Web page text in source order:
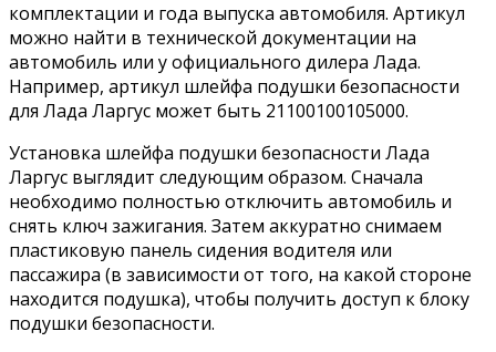
комплектации и года выпуска автомобиля. Артикул
можно найти в технической документации на
автомобиль или у официального дилера Лада.
Например, артикул шлейфа подушки безопасности
для Лада Ларгус может быть 21100100105000.
Установка шлейфа подушки безопасности Лада
Ларгус выглядит следующим образом. Сначала
необходимо полностью отключить автомобиль и
снять ключ зажигания. Затем аккуратно снимаем
пластиковую панель сидения водителя или
пассажира (в зависимости от того, на какой стороне
находится подушка), чтобы получить доступ к блоку
подушки безопасности.